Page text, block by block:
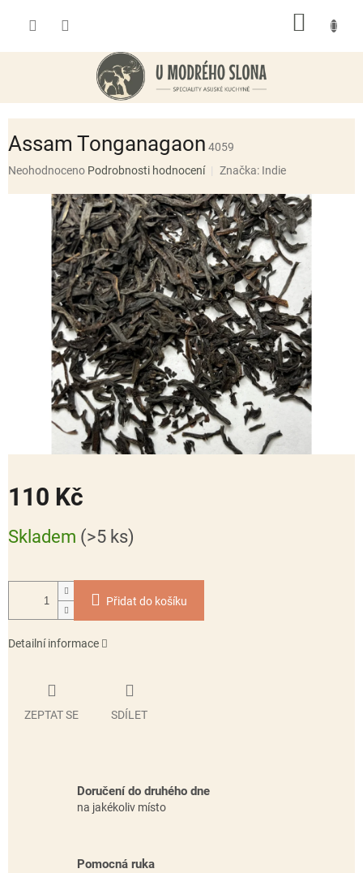
Assam Tonganagaon 4059
Průměrné
produktu
hvězdiček.
Neohodnoceno Podrobnosti hodnocení Značka: Indie
110 Kč
cena:
Skladem (>5 ks)
Přidat do košíku
Detailní informace
ZEPTAT SE SDÍLET
Doručení do druhého dne
na jakékoliv místo
Pomocná ruka